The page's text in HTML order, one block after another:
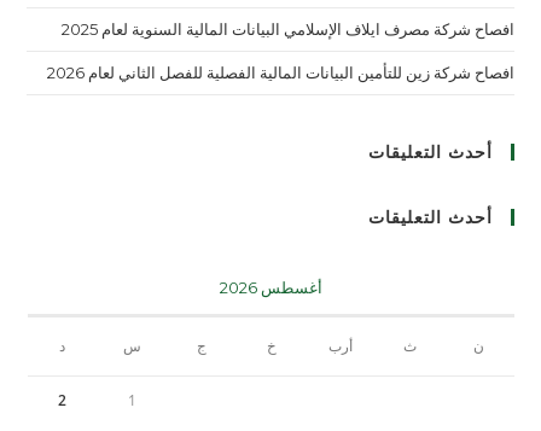
افصاح شركة مصرف ايلاف الإسلامي البيانات المالية السنوية لعام 2025
افصاح شركة زين للتأمين البيانات المالية الفصلية للفصل الثاني لعام 2026
أحدث التعليقات
أحدث التعليقات
أغسطس 2026
ن ث أرب خ ج س د
1
2